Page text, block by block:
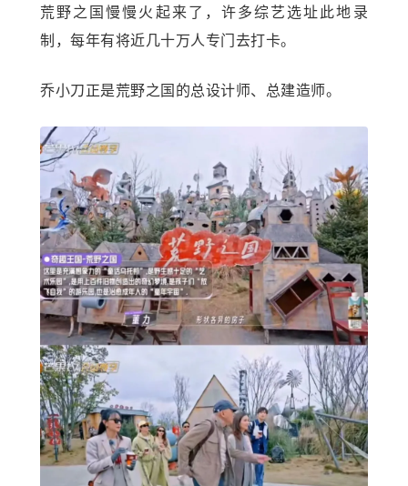
荒野之国慢慢火起来了，许多综艺选址此地录
制，每年有将近几十万人专门去打卡。
乔小刀正是荒野之国的总设计师、总建造师。